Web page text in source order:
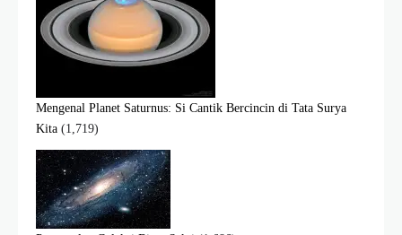
Mengenal Planet Saturnus: Si Cantik Bercincin di Tata Surya
Kita (1,719)